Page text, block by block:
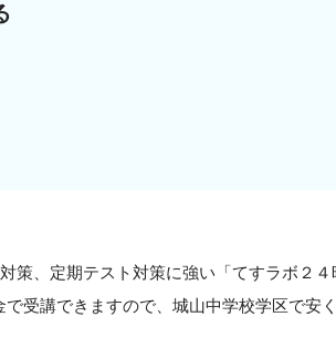
策、定期テスト対策に強い「てすラボ２
受講できますので、城山中学校学区で安